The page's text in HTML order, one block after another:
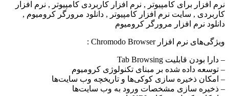
ویژگی‌های نرم افزار Chromodo Browser :
– دارا بودن قابلیت Tab Browsing
– توسعه داده شده بر مبنای تکنولوژی کرومیوم
– امکان ذخیره سازی کوکی‌ها و تاریخچه وب سایت‌ها
– ذخیره سازی مشخصات ورود به وب سایت‌ها